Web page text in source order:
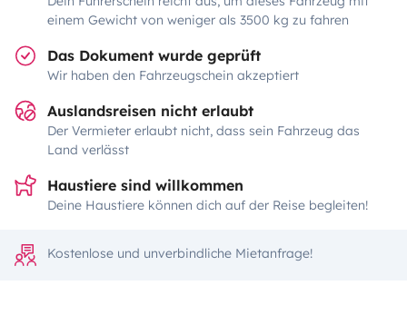
einem Gewicht von weniger als 3500 kg zu fahren
Das Dokument wurde geprüft
Wir haben den Fahrzeugschein akzeptiert
Auslandsreisen nicht erlaubt
Der Vermieter erlaubt nicht, dass sein Fahrzeug das
Land verlässt
Haustiere sind willkommen
Deine Haustiere können dich auf der Reise begleiten!
Kostenlose und unverbindliche Mietanfrage!